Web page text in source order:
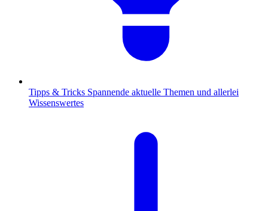
Tipps & Tricks Spannende aktuelle Themen und allerlei
Wissenswertes